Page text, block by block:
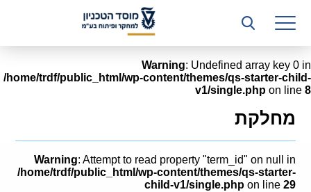
רשות המחקר
היחידה העסקית (T3)
קשרי תעשייה
ביה”ס ללימודי המשך
המכון הישראלי לטכנולוגיות ייצור חומרים
משאבי אנוש
Warning: Undefined array key 0 in
/home/trdf/public_html/wp-content/themes/qs-starter-child-
v1/single.php on line 8
מחלקת
Warning: Attempt to read property "term_id" on null in
/home/trdf/public_html/wp-content/themes/qs-starter-
child-v1/single.phpon line 29